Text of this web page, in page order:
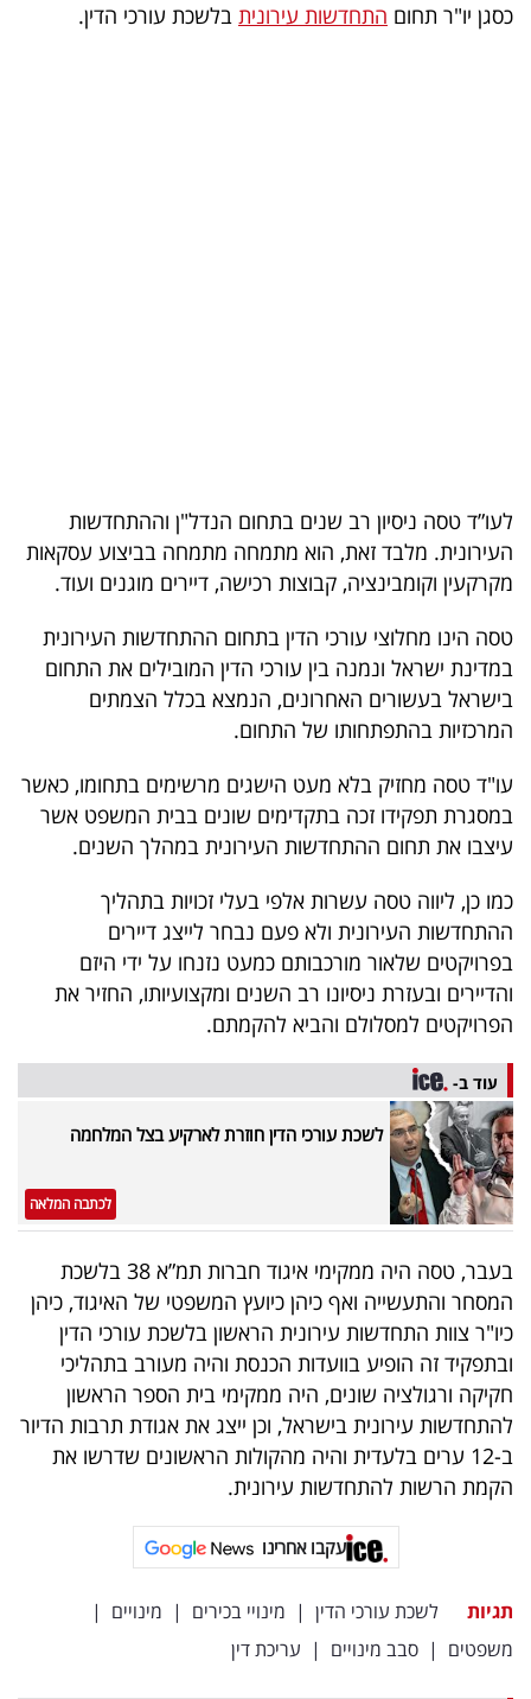
רייטינג
פודקאסט
40
UNDER
40
פעולה
דרושים
ניוזלטרים
אדום
פרסמו
באייס
עקבו
אחרינו:
כסגן יו"ר תחום התחדשות עירונית בלשכת עורכי הדין.
לעו”ד טסה ניסיון רב שנים בתחום הנדל"ן וההתחדשות
העירונית. מלבד זאת, הוא מתמחה מתמחה בביצוע עסקאות
מקרקעין וקומבינציה, קבוצות רכישה, דיירים מוגנים ועוד.
טסה הינו מחלוצי עורכי הדין בתחום ההתחדשות העירונית
במדינת ישראל ונמנה בין עורכי הדין המובילים את התחום
בישראל בעשורים האחרונים, הנמצא בכלל הצמתים
המרכזיות בהתפתחותו של התחום.
עו"ד טסה מחזיק בלא מעט הישגים מרשימים בתחומו, כאשר
במסגרת תפקידו זכה בתקדימים שונים בבית המשפט אשר
עיצבו את תחום ההתחדשות העירונית במהלך השנים.
כמו כן, ליווה טסה עשרות אלפי בעלי זכויות בתהליך
ההתחדשות העירונית ולא פעם נבחר לייצג דיירים
בפרויקטים שלאור מורכבותם כמעט נזנחו על ידי היזם
והדיירים ובעזרת ניסיונו רב השנים ומקצועיותו, החזיר את
הפרויקטים למסלולם והביא להקמתם.
עוד ב-
לשכת עורכי הדין חוזרת לארקיע בצל המלחמה
לכתבה המלאה
בעבר, טסה היה ממקימי איגוד חברות תמ”א 38 בלשכת
המסחר והתעשייה ואף כיהן כיועץ המשפטי של האיגוד, כיהן
כיו"ר צוות התחדשות עירונית הראשון בלשכת עורכי הדין
ובתפקיד זה הופיע בוועדות הכנסת והיה מעורב בתהליכי
חקיקה ורגולציה שונים, היה ממקימי בית הספר הראשון
להתחדשות עירונית בישראל, וכן ייצג את אגודת תרבות הדיור
ב-12 ערים בלעדית והיה מהקולות הראשונים שדרשו את
הקמת הרשות להתחדשות עירונית.
עקבו אחרינו
תגיות לשכת עורכי הדין | מינויי בכירים | מינויים |
משפטים | סבב מינויים | עריכת דין